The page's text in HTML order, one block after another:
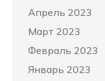
Апрель 2023
Март 2023
Февраль 2023
Январь 2023